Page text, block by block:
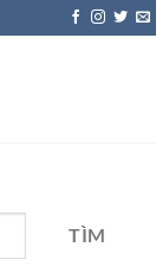
TÌM